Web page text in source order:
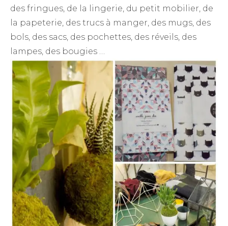
des fringues, de la lingerie, du petit mobilier, de
la papeterie, des trucs à manger, des mugs, des
bols, des sacs, des pochettes, des réveils, des
lampes, des bougies …